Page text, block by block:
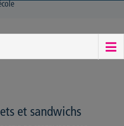
et sandwichs